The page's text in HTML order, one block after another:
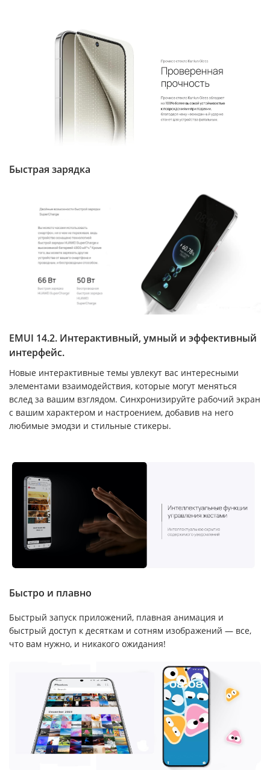
Быстрая зарядка
EMUI 14.2. Интерактивный, умный и эффективный
интерфейс.
Новые интерактивные темы увлекут вас интересными
элементами взаимодействия, которые могут меняться
вслед за вашим взглядом. Синхронизируйте рабочий экран
с вашим характером и настроением, добавив на него
любимые эмодзи и стильные стикеры.
Быстро и плавно
Быстрый запуск приложений, плавная анимация и
быстрый доступ к десяткам и сотням изображений — все,
что вам нужно, и никакого ожидания!